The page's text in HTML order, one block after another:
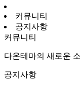
커뮤니티
공지사항
커뮤니티
다온테마의 새로운
공지사항